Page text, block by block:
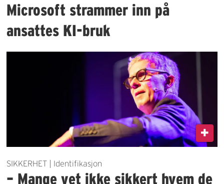
Microsoft strammer inn på
ansattes KI-bruk
SIKKERHET | Identifikasjon
– Mange vet ikke sikkert hvem de